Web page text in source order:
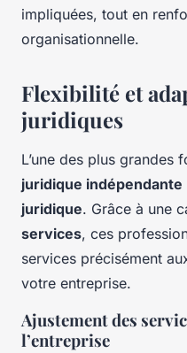
impliquées, tout en
organisationnelle.
Flexibilité et
juridiques
L’une des plus grandes
juridique indépendante
juridique. Grâce à une
services, ces
services précisément
votre entreprise.
Ajustement des
l’entreprise